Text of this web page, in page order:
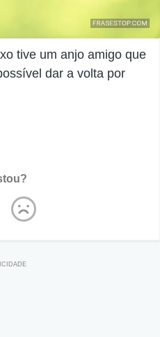
tive um anjo amigo que
dar a volta por